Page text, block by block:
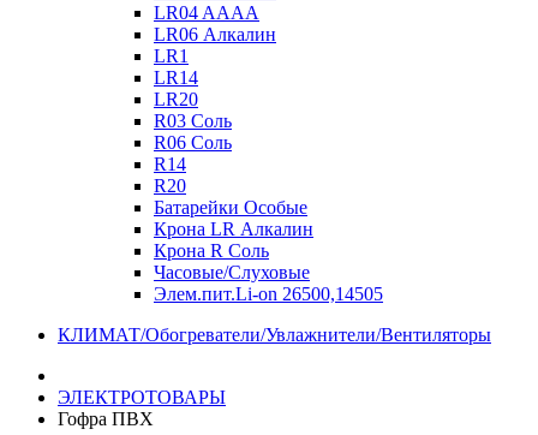
LR04 AAAA
LR06 Алкалин
LR1
LR14
LR20
R03 Соль
R06 Соль
R14
R20
Батарейки Особые
Крона LR Алкалин
Крона R Соль
Часовые/Слуховые
Элем.пит.Li-on 26500,14505
КЛИМАТ/Обогреватели/Увлажнители/Вентиляторы
ЭЛЕКТРОТОВАРЫ
Гофра ПВХ